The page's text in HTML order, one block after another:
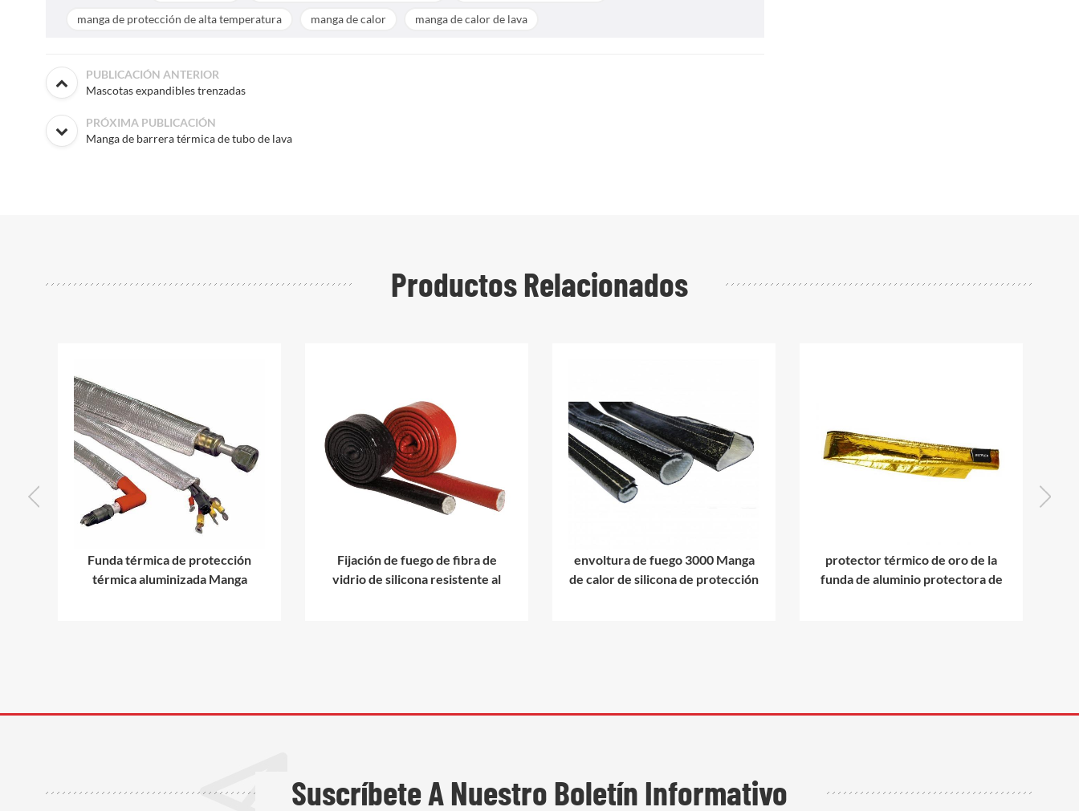
manga de protección de alta temperatura manga de calor manga de calor de lava
PUBLICACIÓN ANTERIOR
Mascotas expandibles trenzadas
PRÓXIMA PUBLICACIÓN
Manga de barrera térmica de tubo de lava
Productos Relacionados
Funda térmica de protección
térmica aluminizada Manga
Fijación de fuego de fibra de
vidrio de silicona resistente al
envoltura de fuego 3000 Manga
de calor de silicona de protección
protector térmico de oro de la
funda de aluminio protectora de
Suscríbete A Nuestro Boletín Informativo